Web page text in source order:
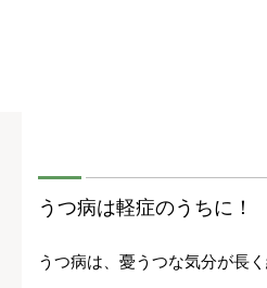
うつ病は軽症のうちに！
うつ病は、憂うつな気分が長